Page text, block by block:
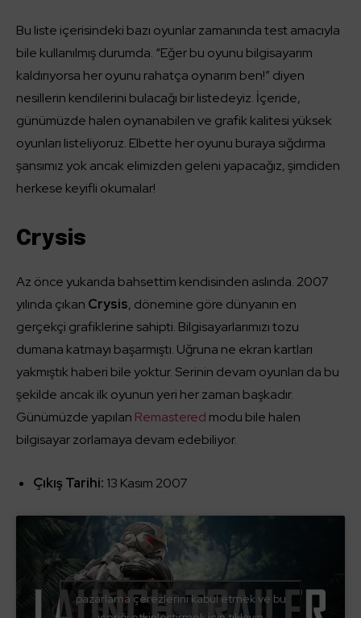
Bu liste içerisindeki bazı oyunlar zamanında test amacıyla
bile kullanılmış durumda. “Eğer bu oyunu bilgisayarım
kaldırıyorsa her oyunu rahatça oynarım ben!” diyen
nesillerin kendilerini bulacağı bir listedeyiz. İçeride,
günümüzde halen oynanabilen ve grafik kalitesi yüksek
oyunları listeliyoruz. Elbette her oyunu buraya sığdırma
şansımız yok ancak elimizden geleni yapacağız, şimdiden
herkese keyifli okumalar!
Crysis
Az önce yukarıda bahsettim kendisinden aslında. 2007
yılında çıkan Crysis, dönemine göre dünyanın en
gerçekçi grafiklerine sahipti. Bilgisayarlarımızı tozu
dumana katmayı başarmıştı. Uğruna ne ekran kartları
yakmıştık haberi bile yoktur. Serinin devam oyunları da bu
şekilde ancak ilk oyunun yeri her zaman başkadır.
Günümüzde yapılan Remastered modu bile halen
bilgisayar zorlamaya devam edebiliyor.
Çıkış Tarihi: 13 Kasım 2007
pazarlama çerezlerini kabul etmek ve bu